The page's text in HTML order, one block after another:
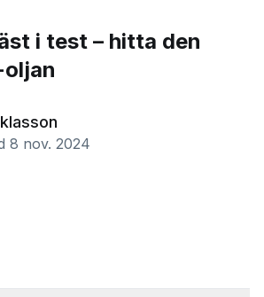
i test – hitta den
8 nov. 2024